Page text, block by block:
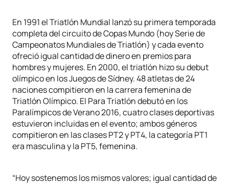
En 1991 el Triatlón Mundial lanzó su primera temporada
completa del circuito de Copas Mundo (hoy Serie de
Campeonatos Mundiales de Triatlón) y cada evento
ofreció igual cantidad de dinero en premios para
hombres y mujeres. En 2000, el triatlón hizo su debut
olímpico en los Juegos de Sídney. 48 atletas de 24
naciones compitieron en la carrera femenina de
Triatlón Olímpico. El Para Triatlón debutó en los
Paralímpicos de Verano 2016, cuatro clases deportivas
estuvieron incluidas en el evento; ambos géneros
compitieron en las clases PT2 y PT4, la categoría PT1
era masculina y la PT5, femenina.
“Hoy sostenemos los mismos valores; igual cantidad de